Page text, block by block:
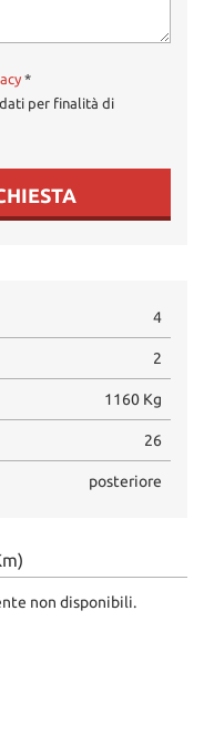
*
per finalità di
4
2
1160 Kg
26
posteriore
non disponibili.